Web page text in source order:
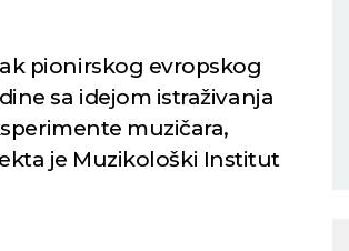
pionirskog evropskog
sa idejom istraživanja
muzičara,
je Muzikološki Institut
51 %
22°C
°C
Max temp:
°C